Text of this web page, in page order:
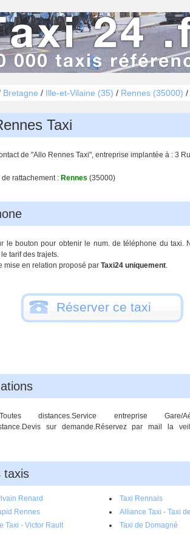
Bretagne / Ille-et-Vilaine (35) / Rennes (35000) /
Taxi
de "Allo Rennes Taxi", entreprise implantée à : 3
rattachement : Rennes (35000)
le bouton pour obtenir le num. de téléphone du taxi.
tarif des trajets.
mise en relation proposé par Taxi24 uniquement.
Réserver ce taxi
Toutes distances.Service entreprise Gare/
sur demande.Réservez par mail la
taxis
Renard Taxi Rennais
Rennes Alliance Taxi - Taxi
Taxi - Victor Rault
Taxi de Domagné